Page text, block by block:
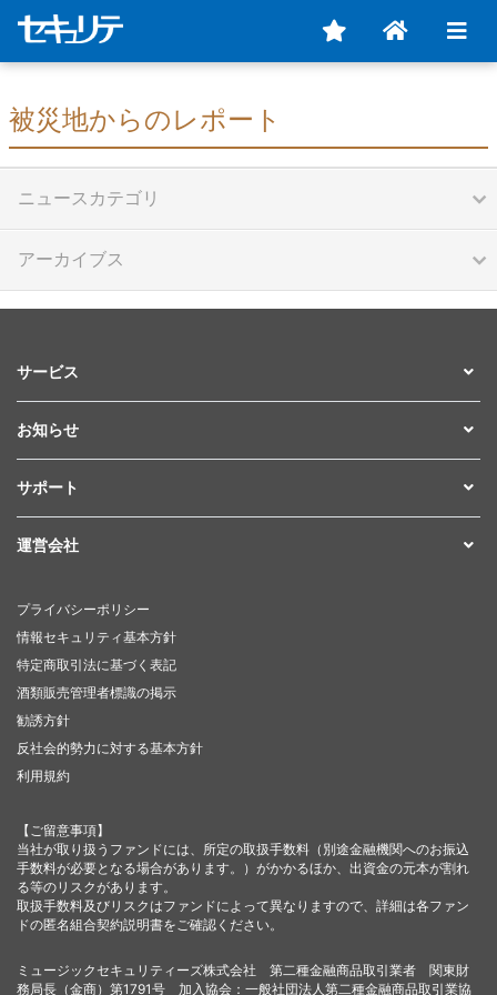
被災地からのレポート
ニュースカテゴリ
アーカイブス
サービス
お知らせ
サポート
運営会社
プライバシーポリシー
情報セキュリティ基本方針
特定商取引法に基づく表記
酒類販売管理者標識の掲示
勧誘方針
反社会的勢力に対する基本方針
利用規約
【ご留意事項】
当社が取り扱うファンドには、所定の取扱手数料（別途金融機関へのお振込
手数料が必要となる場合があります。）がかかるほか、出資金の元本が割れ
る等のリスクがあります。
取扱手数料及びリスクはファンドによって異なりますので、詳細は各ファン
ドの匿名組合契約説明書をご確認ください。
ミュージックセキュリティーズ株式会社 第二種金融商品取引業者 関東財
務局長（金商）第1791号 加入協会：一般社団法人第二種金融商品取引業協